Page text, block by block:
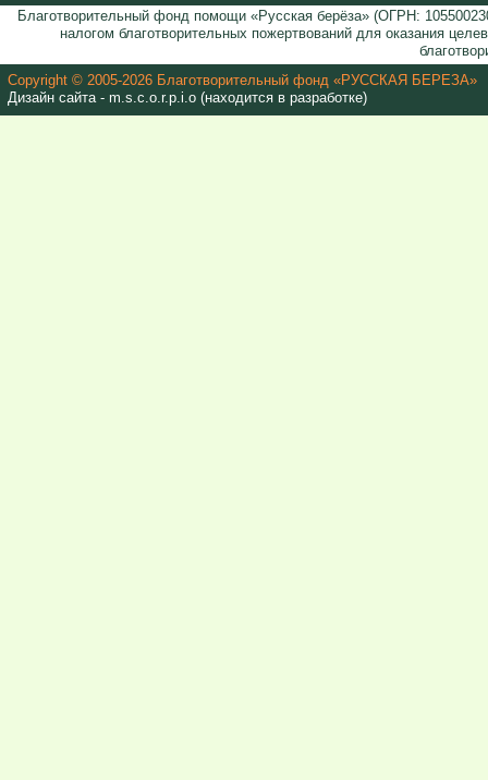
Благотворительный фонд помощи «Русская берёза» (ОГРН:
налогом благотворительных пожертвований для оказания
Copyright © 2005-2026 Благотворительный фонд «РУССКАЯ БЕРЕЗА»
Дизайн сайта - m.s.c.o.r.p.i.o (находится в разработке)